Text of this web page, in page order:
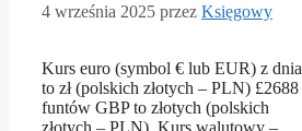
4 września 2025 przez Księgowy
Kurs euro (symbol € lub EUR) z dnia
to zł (polskich złotych – PLN) £2688
funtów GBP to złotych (polskich
złotych – PLN). Kurs walutowy –